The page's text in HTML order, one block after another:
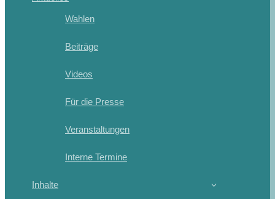
Wahlen
Beiträge
Videos
Für die Presse
Veranstaltungen
Interne Termine
Inhalte